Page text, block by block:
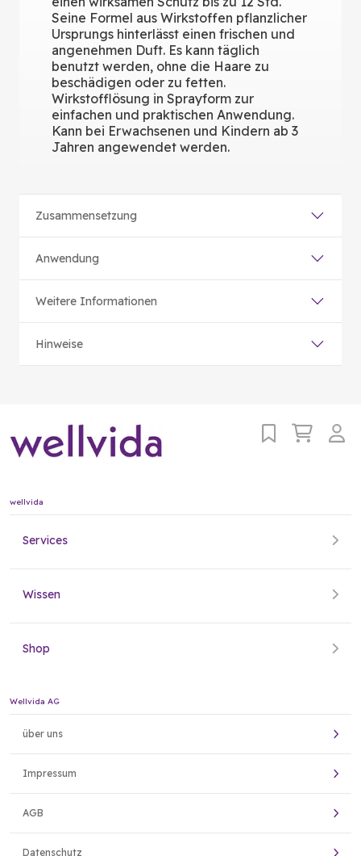
Seine Formel aus Wirkstoffen pflanzlicher
Ursprungs hinterlässt einen frischen und
angenehmen Duft. Es kann täglich
benutzt werden, ohne die Haare zu
beschädigen oder zu fetten.
Wirkstofflösung in Sprayform zur
einfachen und praktischen Anwendung.
Kann bei Erwachsenen und Kindern ab 3
Jahren angewendet werden.
Zusammensetzung
Anwendung
Weitere Informationen
Hinweise
wellvida
Services
Wissen
Shop
Wellvida AG
über uns
Impressum
AGB
Datenschutz